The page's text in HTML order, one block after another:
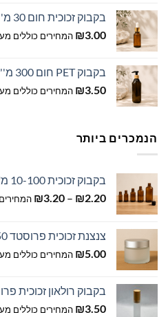
בקבוק זכוכית חום 30 מ''ל כולל פיפטה
₪3.00 המחירים כוללים
בקבוק PET חום 300 מ''ל כולל משאבה דמוי עץ
₪3.50 המחירים כוללים
הנמכרים ביותר
בקבוק זכוכית 10-100 מ"ל חומה כולל טפי פנימי
₪2.20
–
₪3.20
טווח
עד
צנצנת זכוכית פרוסטד 50 מ״ל כולל מכסה
₪5.00 המחירים כוללים
בקבוק רולאון זכוכית פרוסטד 10 מ״ל
₪3.50 המחירים כוללים